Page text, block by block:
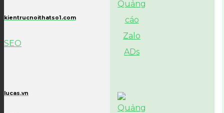
kientrucnoithatso1.com
SEO
lucas.vn